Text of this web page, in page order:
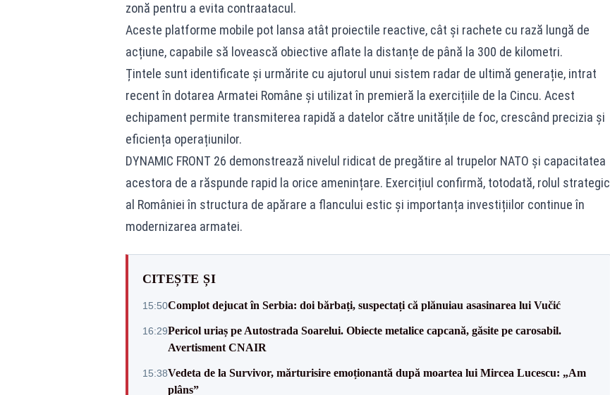
zonă pentru a evita contraatacul.
Aceste platforme mobile pot lansa atât proiectile reactive, cât și rachete cu rază lungă de
acțiune, capabile să lovească obiective aflate la distanțe de până la 300 de kilometri.
Țintele sunt identificate și urmărite cu ajutorul unui sistem radar de ultimă generație, intrat
recent în dotarea Armatei Române și utilizat în premieră la exercițiile de la Cincu. Acest
echipament permite transmiterea rapidă a datelor către unitățile de foc, crescând precizia și
eficiența operațiunilor.
DYNAMIC FRONT 26 demonstrează nivelul ridicat de pregătire al trupelor NATO și capacitatea
acestora de a răspunde rapid la orice amenințare. Exercițiul confirmă, totodată, rolul strategic
al României în structura de apărare a flancului estic și importanța investițiilor continue în
modernizarea armatei.
CITEȘTE ȘI
15:50Complot dejucat în Serbia: doi bărbați, suspectați că plănuiau asasinarea lui Vučić
16:29Pericol uriaș pe Autostrada Soarelui. Obiecte metalice capcană, găsite pe carosabil.
Avertisment CNAIR
15:38Vedeta de la Survivor, mărturisire emoționantă după moartea lui Mircea Lucescu: „Am
plâns”